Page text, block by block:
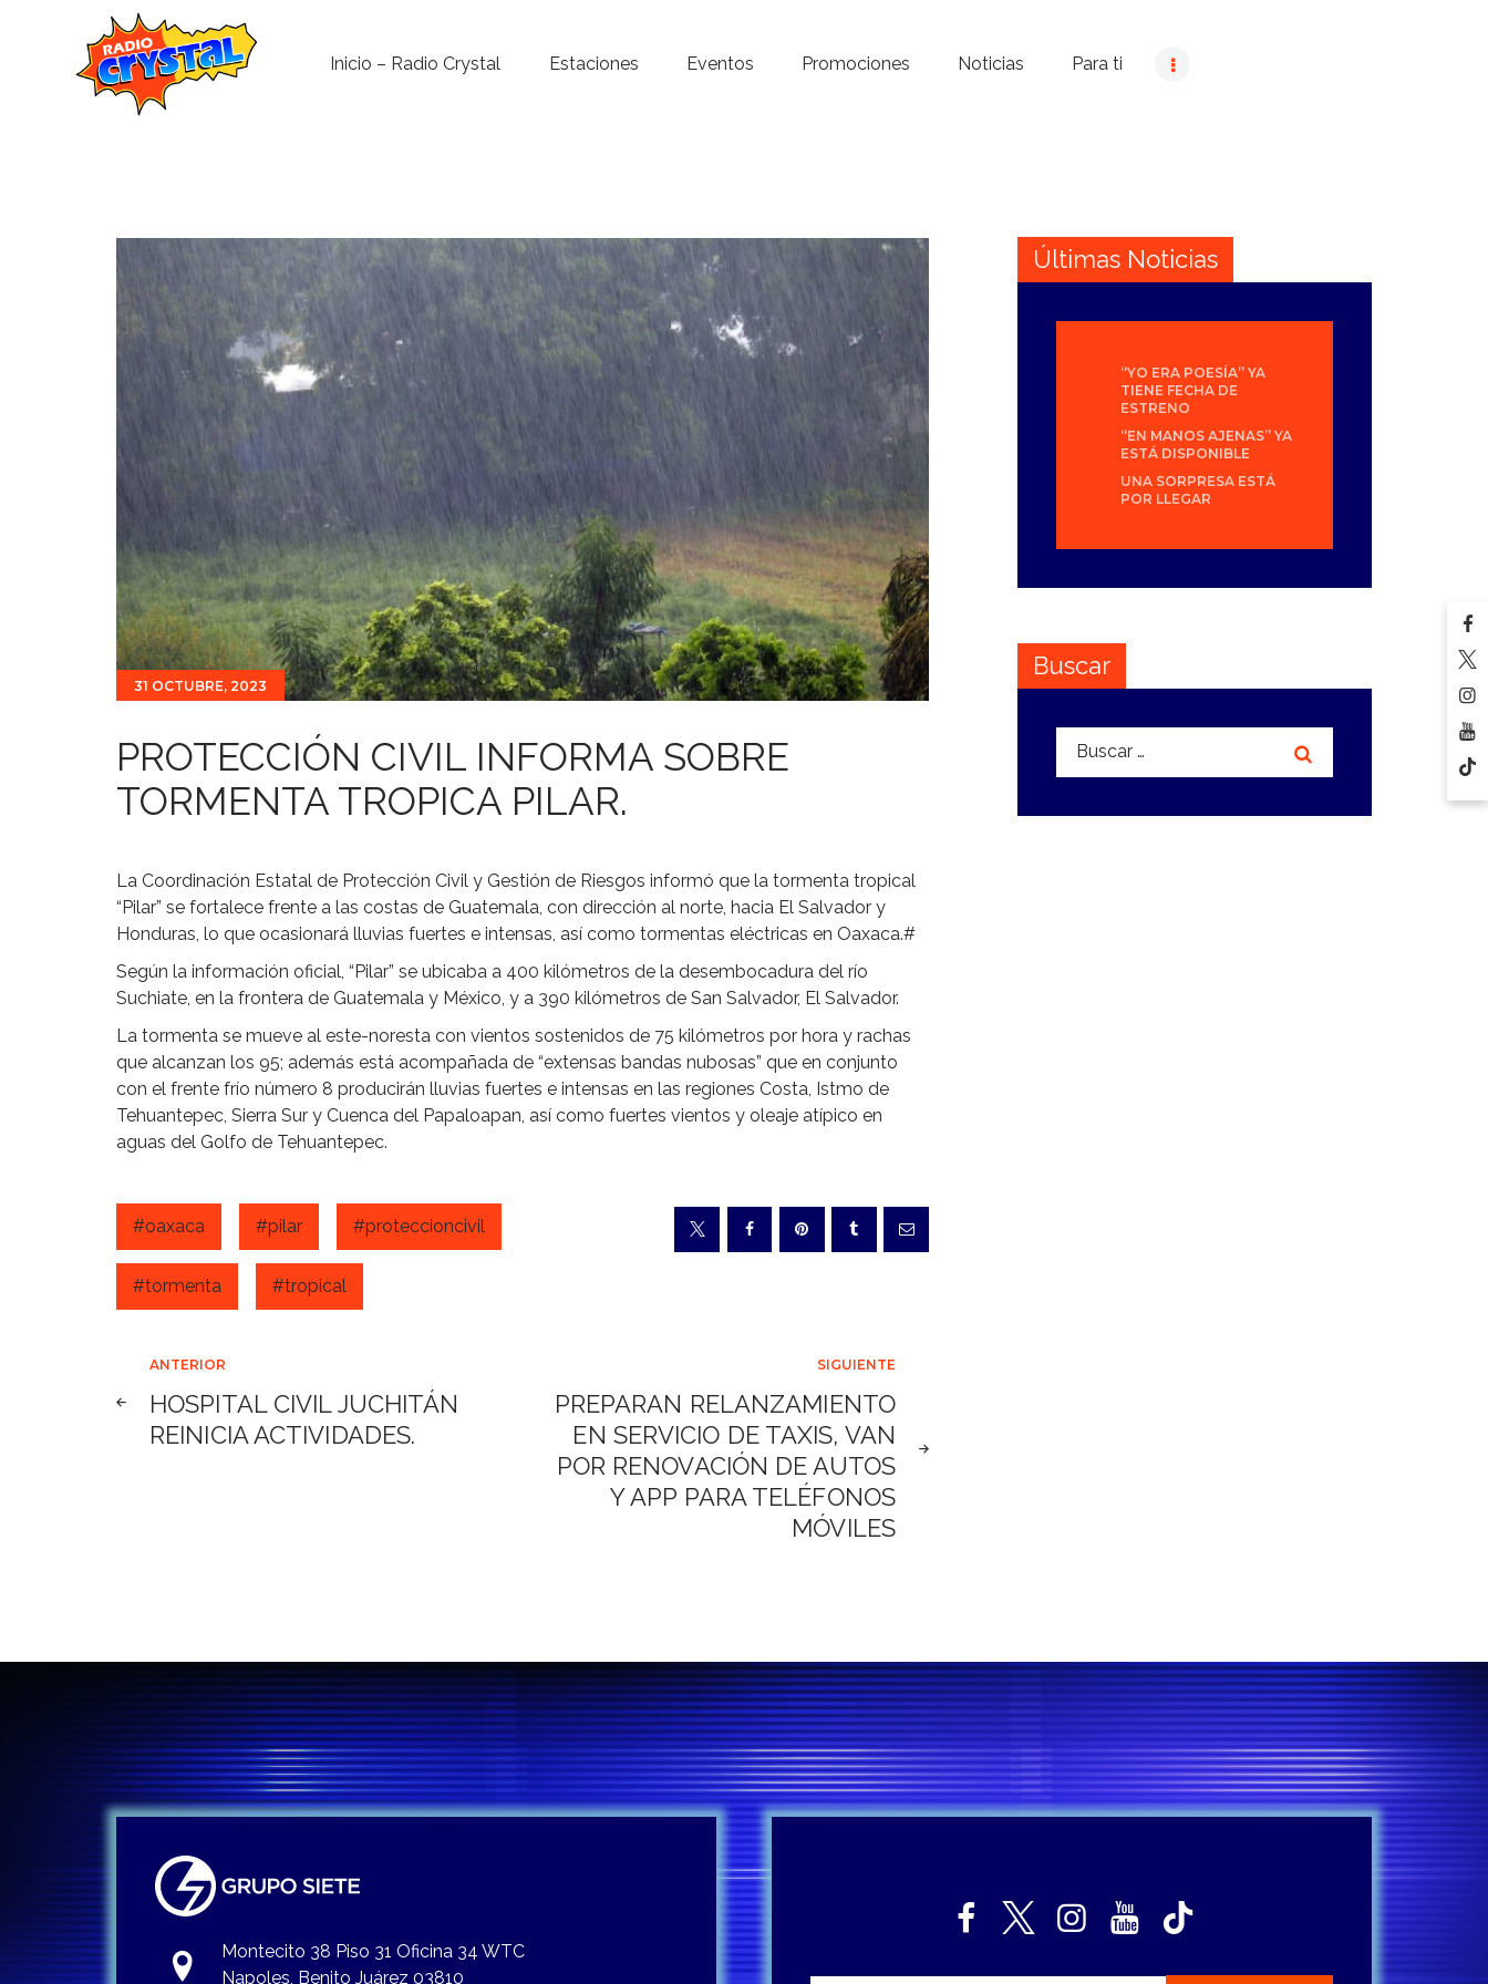
Inicio – Radio Crystal Estaciones Eventos Promociones Noticias Para ti
Noticias
Para ti
Contacto
31 OCTUBRE, 2023
PROTECCIÓN CIVIL INFORMA SOBRE
TORMENTA TROPICA PILAR.
La Coordinación Estatal de Protección Civil y Gestión de Riesgos informó que la tormenta tropical
“Pilar” se fortalece frente a las costas de Guatemala, con dirección al norte, hacia El Salvador y
Honduras, lo que ocasionará lluvias fuertes e intensas, así como tormentas eléctricas en Oaxaca.#
Según la información oficial, “Pilar” se ubicaba a 400 kilómetros de la desembocadura del río
Suchiate, en la frontera de Guatemala y México, y a 390 kilómetros de San Salvador, El Salvador.
La tormenta se mueve al este-noresta con vientos sostenidos de 75 kilómetros por hora y rachas
que alcanzan los 95; además está acompañada de “extensas bandas nubosas” que en conjunto
con el frente frío número 8 producirán lluvias fuertes e intensas en las regiones Costa, Istmo de
Tehuantepec, Sierra Sur y Cuenca del Papaloapan, así como fuertes vientos y oleaje atípico en
aguas del Golfo de Tehuantepec.
#oaxaca #pilar #proteccioncivil
#tormenta #tropical
Navegación
de
ANTERIOR
HOSPITAL CIVIL JUCHITÁN
REINICIA ACTIVIDADES.
SIGUIENTE
PREPARAN RELANZAMIENTO
EN SERVICIO DE TAXIS, VAN
POR RENOVACIÓN DE AUTOS
Y APP PARA TELÉFONOS
MÓVILES
Últimas Noticias
“YO ERA POESÍA” YA
TIENE FECHA DE
ESTRENO
“EN MANOS AJENAS” YA
ESTÁ DISPONIBLE
UNA SORPRESA ESTÁ
POR LLEGAR
Buscar
Buscar:
Montecito 38 Piso 31 Oficina 34 WTC
Napoles, Benito Juárez 03810